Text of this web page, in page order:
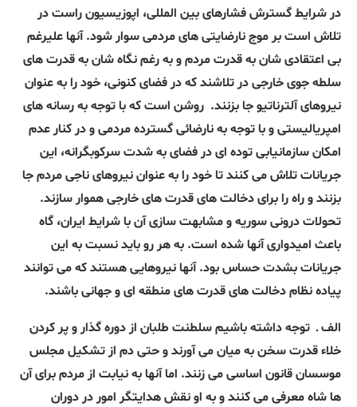
در شرایط گسترش فشارهای بین المللی، اپوزیسیون راست در
تلاش است بر موج نارضایتی های مردمی سوار شود. آنها علیرغم
بی اعتقادی شان به قدرت مردم و به رغم نگاه شان به قدرت های
سلطه جوی خارجی در تلاشند که در فضای کنونی، خود را به عنوان
نیروهای آلترناتیو جا بزنند. روشن است که با توجه به رسانه های
امپریالیستی و با توجه به نارضائی گسترده مردمی و در کنار عدم
امکان سازمانیابی توده ای در فضای به شدت سرکوبگرانه، این
جریانات تلاش می کنند تا خود را به عنوان نیروهای ناجی مردم جا
بزنند و راه را برای دخالت های قدرت های خارجی هموار سازند.
تحولات درونی سوریه و مشابهت سازی آن با شرایط ایران، گاه
باعث امیدواری آنها شده است. به هر رو باید نسبت به این
جریانات بشدت حساس بود. آنها نیروهایی هستند که می توانند
پیاده نظام دخالت های قدرت های منطقه ای و جهانی باشند.
الف ـ توجه داشته باشیم سلطنت طلبان از دوره گذار و پر کردن
خلاء قدرت سخن به میان می آورند و حتی دم از تشکیل مجلس
موسسان قانون اساسی می زنند. اما آنها به نیابت از مردم برای آن
ها شاه معرفی می کنند و به او نقش هدایتگر امور در دوران